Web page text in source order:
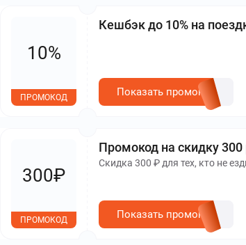
Кешбэк до 10% на
10%
ПРОМОКОД Показать промокод
Промокод на скидку
Скидка 300 ₽ для тех, кто не
300₽
ПРОМОКОД Показать промокод